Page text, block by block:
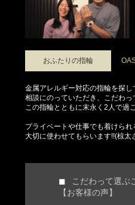
おふたりの指輪
金属アレルギー対応の指輪を探し
相談にのっていただき、こだわっ
この指輪とともに末永く2人で過
プライベートや仕事でも着けられ
大切に使わせてもらいます!!(椋太
こだわって選ぶ
【お客様の声】